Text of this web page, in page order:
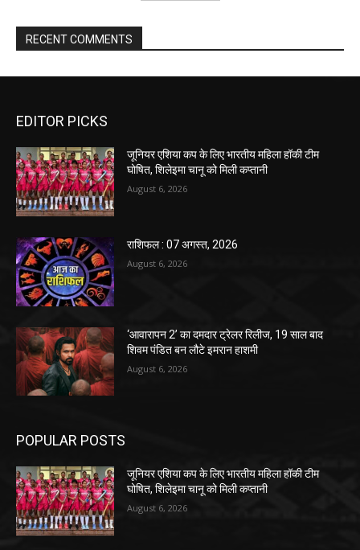
RECENT COMMENTS
EDITOR PICKS
जूनियर एशिया कप के लिए भारतीय महिला हॉकी टीम
घोषित, शिलेइमा चानू को मिली कप्तानी
August 6, 2026
राशिफल : 07 अगस्त, 2026
August 6, 2026
‘आवारापन 2’ का दमदार ट्रेलर रिलीज, 19 साल बाद
शिवम पंडित बन लौटे इमरान हाशमी
August 6, 2026
POPULAR POSTS
जूनियर एशिया कप के लिए भारतीय महिला हॉकी टीम
घोषित, शिलेइमा चानू को मिली कप्तानी
August 6, 2026